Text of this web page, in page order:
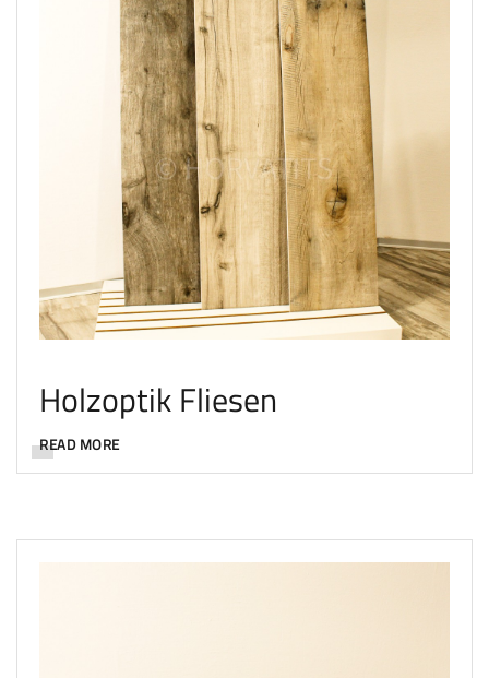
Holzoptik Fliesen
READ MORE